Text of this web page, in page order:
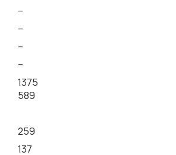
–
–
–
–
1375
589
259
137